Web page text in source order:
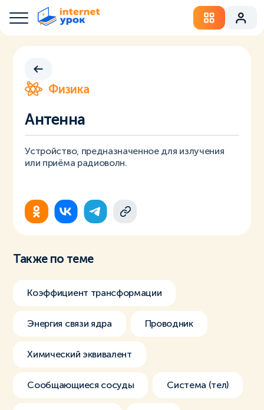
Физика
Антенна
Устройство, предназначенное для излучения
или приёма радиоволн.
Также по теме
Коэффициент трансформации
Энергия связи ядра Проводник
Химический эквивалент
Сообщающиеся сосуды Система (тел)